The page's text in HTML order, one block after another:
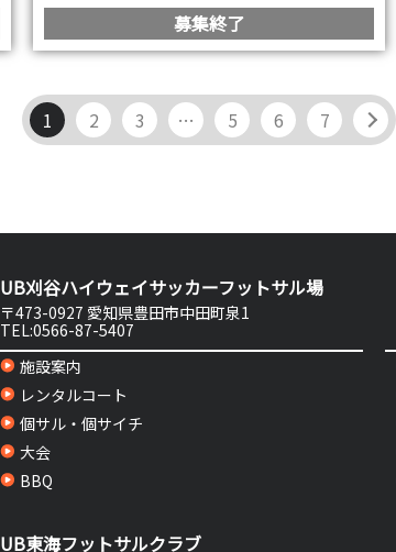
募集終了
1 2 3 … 5 6 7
UB刈谷ハイウェイサッカーフットサル場
〒473-0927 愛知県豊田市中田町泉1
TEL:0566-87-5407
施設案内
レンタルコート
個サル・個サイチ
大会
BBQ
UB東海フットサルクラブ